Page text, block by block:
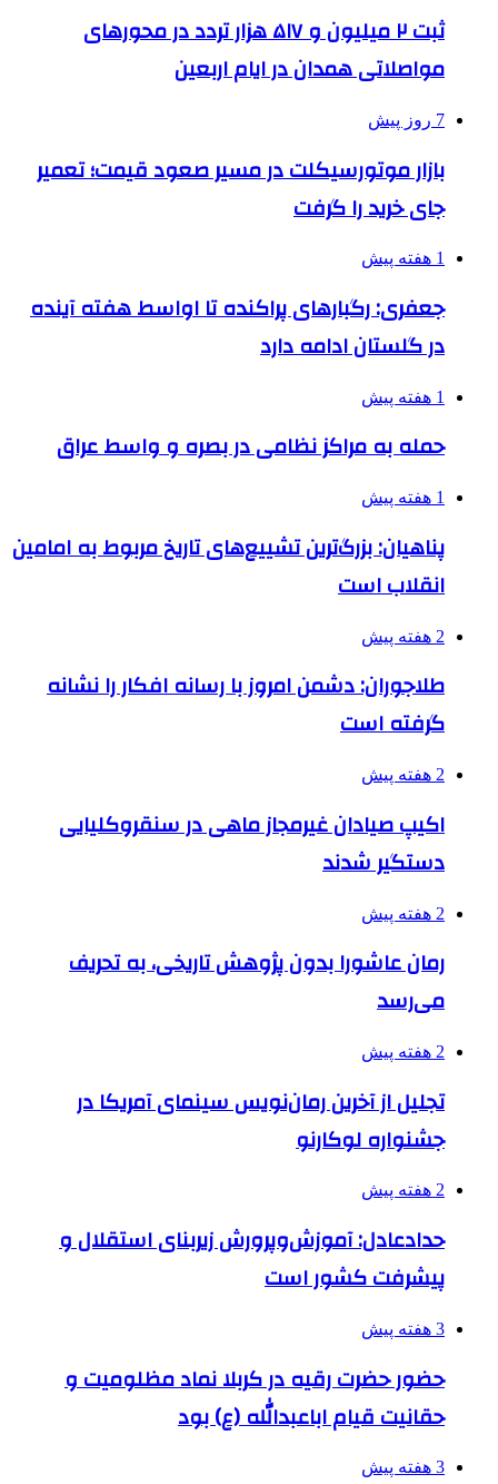
ثبت ۲ میلیون و ۵۱۷ هزار تردد در محورهای
مواصلاتی همدان در ایام اربعین
7 روز پیش
بازار موتورسیکلت در مسیر صعود قیمت؛ تعمیر
جای خرید را گرفت
1 هفته پیش
جعفری: رگبارهای پراکنده تا اواسط هفته آینده
در گلستان ادامه دارد
1 هفته پیش
حمله به مراکز نظامی در بصره و واسط عراق
1 هفته پیش
پناهیان: بزرگ‌ترین تشییع‌های تاریخ مربوط به امامین
انقلاب است
2 هفته پیش
طلاجوران: دشمن امروز با رسانه افکار را نشانه
گرفته است
2 هفته پیش
اکیپ صیادان غیرمجاز ماهی در سنقروکلیایی
دستگیر شدند
2 هفته پیش
رمان عاشورا بدون پژوهش تاریخی، به تحریف
می‌رسد
2 هفته پیش
تجلیل از آخرین رمان‌نویس سینمای آمریکا در
جشنواره لوکارنو
2 هفته پیش
حدادعادل: آموزش‌وپرورش زیربنای استقلال و
پیشرفت کشور است
3 هفته پیش
حضور حضرت رقیه در کربلا نماد مظلومیت و
حقانیت قیام اباعبدالله (ع) بود
3 هفته پیش